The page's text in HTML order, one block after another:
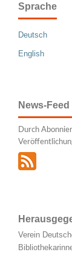
Sprache
Deutsch
English
News-
Durch
Verein